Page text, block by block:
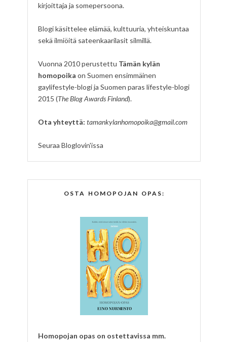
kirjoittaja ja somepersoona.
Blogi käsittelee elämää, kulttuuria, yhteiskuntaa
sekä ilmiöitä sateenkaarilasit silmillä.
Vuonna 2010 perustettu Tämän kylän
homopoika on Suomen ensimmäinen
gaylifestyle-blogi ja Suomen paras lifestyle-blogi
2015 (The Blog Awards Finland).
Ota yhteyttä: tamankylanhomopoika@gmail.com
Seuraa Bloglovin'issa
OSTA HOMOPOJAN OPAS:
Homopojan opas on ostettavissa mm.